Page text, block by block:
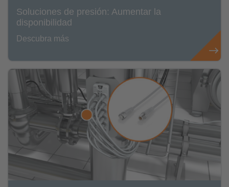
Soluciones de presión: Aumentar la
disponibilidad
Descubra más